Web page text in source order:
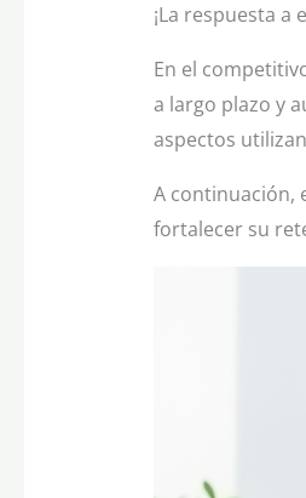
¡La respuesta a
En el
a largo plazo y
aspectos
A continuación,
fortalecer su